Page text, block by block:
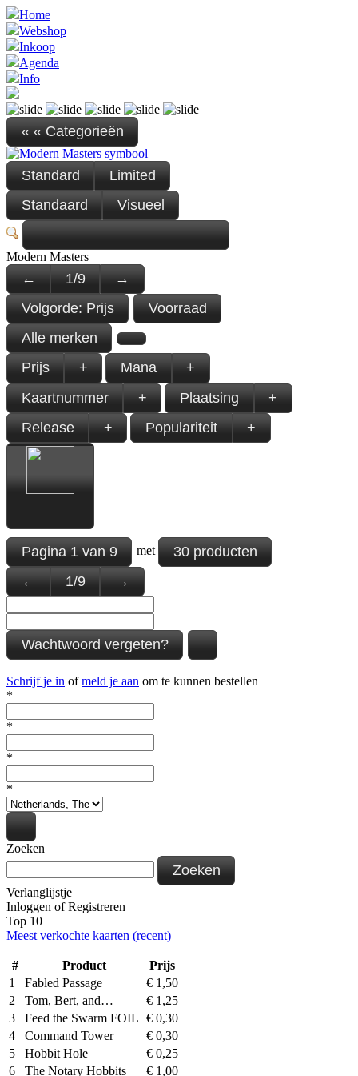
Home
Webshop
Inkoop
Agenda
Info
« « Categorieën
Standard
Limited
Standaard
Visueel
Modern Masters
← 1/9
→
Volgorde: Prijs
Voorraad
Alle merken
Prijs
+ Mana
+
Kaartnummer
+ Plaatsing
+
Release
+ Populariteit +
Pagina1van9 met
30 producten
←
1/9 →
Wachtwoord vergeten?
Schrijf je in ofmeld je aan om te kunnen bestellen
*
*
*
*
Zoeken
Zoeken
Verlanglijstje
Inloggen ofRegistreren
Top 10
Meest verkochte kaarten (recent)
# Product
Prijs
1
Fabled Passage € 1,50
2
Tom, Bert, and… € 1,25
3
Feed the Swarm FOIL € 0,30
4
Command Tower € 0,30
5
Hobbit Hole € 0,25
6
The Notary Hobbits € 1,00